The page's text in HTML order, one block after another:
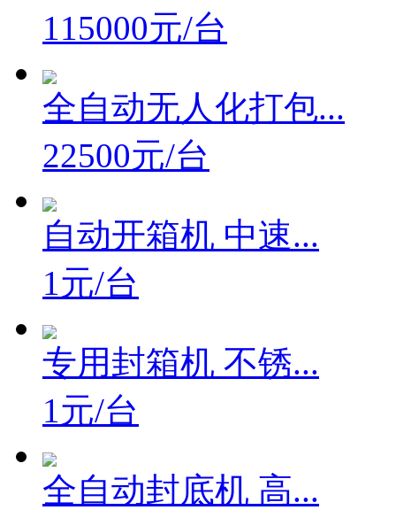
115000元/台
全自动无人化打包...
22500元/台
自动开箱机 中速...
1元/台
专用封箱机 不锈...
1元/台
全自动封底机 高...